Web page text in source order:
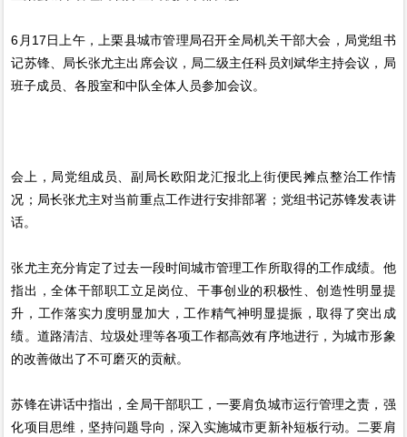
6月17日上午，上栗县城市管理局召开全局机关干部大会，局党组书
记苏锋、局长张尤主出席会议，局二级主任科员刘斌华主持会议，局
班子成员、各股室和中队全体人员参加会议。
会上，局党组成员、副局长欧阳龙汇报北上街便民摊点整治工作情
况；局长张尤主对当前重点工作进行安排部署；党组书记苏锋发表讲
话。
张尤主充分肯定了过去一段时间城市管理工作所取得的工作成绩。他
指出，全体干部职工立足岗位、干事创业的积极性、创造性明显提
升，工作落实力度明显加大，工作精气神明显提振，取得了突出成
绩。道路清洁、垃圾处理等各项工作都高效有序地进行，为城市形象
的改善做出了不可磨灭的贡献。
苏锋在讲话中指出，全局干部职工，一要肩负城市运行管理之责，强
化项目思维，坚持问题导向，深入实施城市更新补短板行动。二要肩